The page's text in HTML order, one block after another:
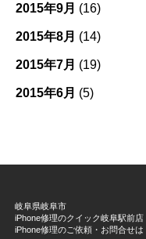
2015年9月 (16)
2015年8月 (14)
2015年7月 (19)
2015年6月 (5)
岐阜県岐阜市
iPhone修理のクイック岐阜駅前店
iPhone修理のご依頼・お問合せは